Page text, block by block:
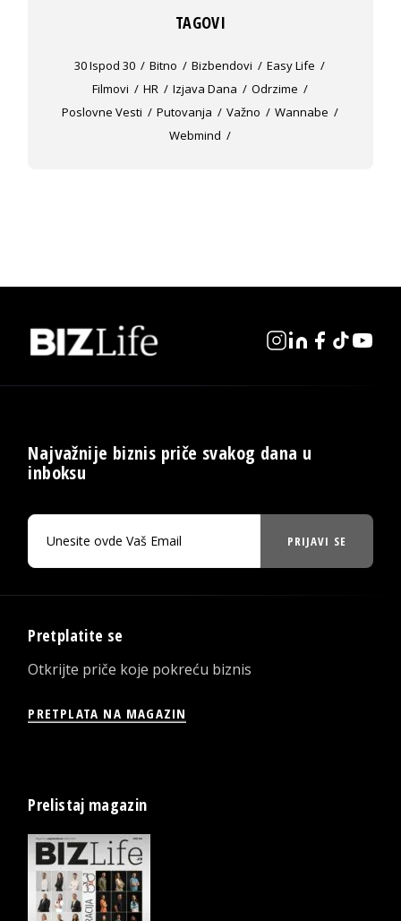
TAGOVI
30 Ispod 30 Bitno Bizbendovi
Easy Life
Filmovi
HR Izjava Dana
Odrzime
Poslovne Vesti
Putovanja Važno
Wannabe
Webmind
Najvažnije biznis priče svakog dana u
inboksu
PRIJAVI SE
Pretplatite se
Otkrijte priče koje pokreću biznis
PRETPLATA NA MAGAZIN
Prelistaj magazin